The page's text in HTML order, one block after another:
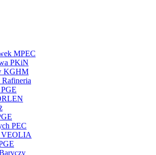
MPEC
PKiN
KGHM
Rafineria
PEC
VEOLIA